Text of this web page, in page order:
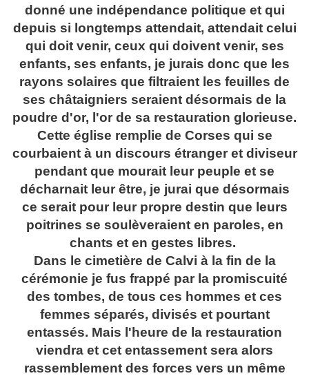
donné une indépendance politique et qui
depuis si longtemps attendait, attendait celui
qui doit venir, ceux qui doivent venir, ses
enfants, ses enfants, je jurais donc que les
rayons solaires que filtraient les feuilles de
ses châtaigniers seraient désormais de la
poudre d'or, l'or de sa restauration glorieuse.
Cette église remplie de Corses qui se
courbaient à un discours étranger et diviseur
pendant que mourait leur peuple et se
décharnait leur être, je jurai que désormais
ce serait pour leur propre destin que leurs
poitrines se soulèveraient en paroles, en
chants et en gestes libres.
Dans le cimetière de Calvi à la fin de la
cérémonie je fus frappé par la promiscuité
des tombes, de tous ces hommes et ces
femmes séparés, divisés et pourtant
entassés. Mais l'heure de la restauration
viendra et cet entassement sera alors
rassemblement des forces vers un même